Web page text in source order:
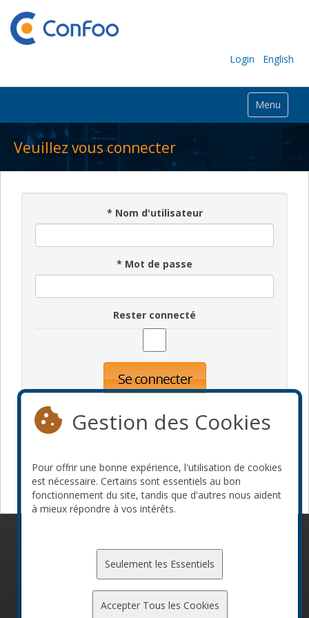
Login English
Menu
Veuillez vous connecter
* Nom d'utilisateur
* Mot de passe
Rester connecté
Se connecter
Devenir commanditaire
Gestion des Cookies
Pour offrir une bonne expérience, l'utilisation de cookies
est nécessaire. Certains sont essentiels au bon
fonctionnement du site, tandis que d'autres nous aident
à mieux répondre à vos intérêts.
Seulement les Essentiels
Accepter Tous les Cookies